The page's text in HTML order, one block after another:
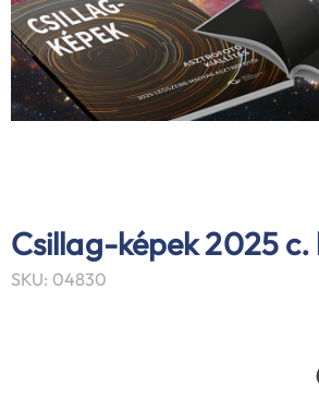
Csillag-képek 2025 c.
SKU: 04830